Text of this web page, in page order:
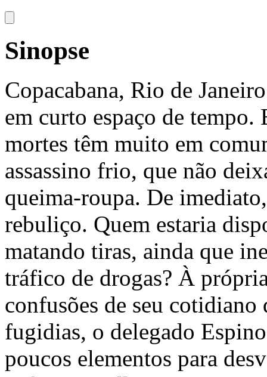
Sinopse
Copacabana, Rio de
em curto espaço de tempo.
mortes têm muito em
assassino frio, que não
queima-roupa. De
rebuliço. Quem estaria
matando tiras, ainda que
tráfico de drogas? À
confusões de seu cotidiano
fugidias, o delegado
poucos elementos para